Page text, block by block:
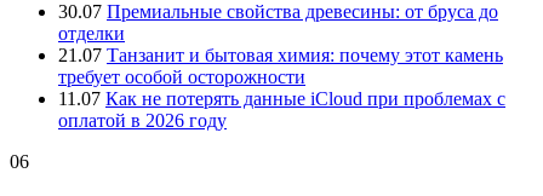
30.07 Премиальные свойства древесины: от бруса до
отделки
21.07 Танзанит и бытовая химия: почему этот камень
требует особой осторожности
11.07 Как не потерять данные iCloud при проблемах с
оплатой в 2026 году
06